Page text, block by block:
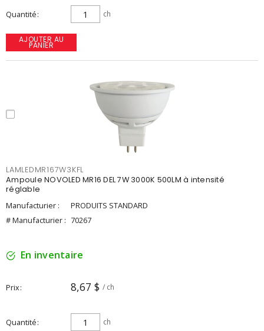
Quantité ch
AJOUTER AU
PANIER
LAMLEDMR167W3KFL
Ampoule NOVOLED MR16 DEL 7W 3000K 500LM à intensité
réglable
Manufacturier :
PRODUITS STANDARD
# Manufacturier : 70267
En inventaire
Prix 8,67 $ / ch
Quantité ch